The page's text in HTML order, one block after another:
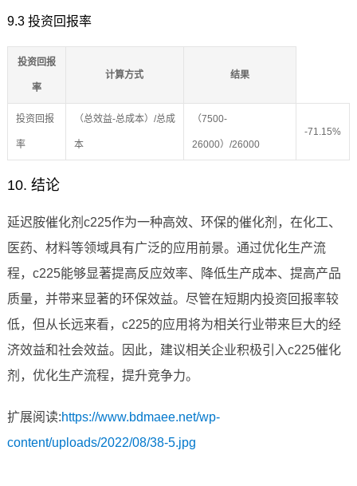
9.3 投资回报率
投资回报
率
计算方式 结果
投资回报
率
（总效益-总成本）/总成
本
（7500-
26000）/26000
-71.15%
10. 结论
延迟胺催化剂c225作为一种高效、环保的催化剂，在化工、
医药、材料等领域具有广泛的应用前景。通过优化生产流
程，c225能够显著提高反应效率、降低生产成本、提高产品
质量，并带来显著的环保效益。尽管在短期内投资回报率较
低，但从长远来看，c225的应用将为相关行业带来巨大的经
济效益和社会效益。因此，建议相关企业积极引入c225催化
剂，优化生产流程，提升竞争力。
扩展阅读:https://www.bdmaee.net/wp-
content/uploads/2022/08/38-5.jpg